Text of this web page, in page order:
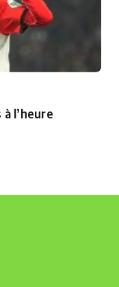
l’heure